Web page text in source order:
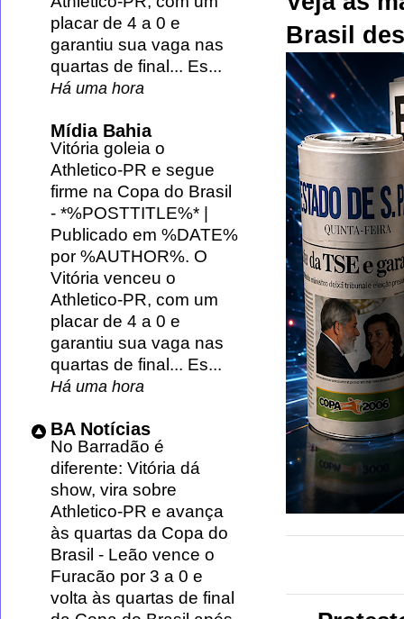
Brasil
placar de 4 a 0 e
garantiu sua vaga nas
quartas de final... Es...
Há uma hora
Mídia Bahia
Vitória goleia o
Athletico-PR e segue
firme na Copa do Brasil
- *%POSTTITLE%* |
Publicado em %DATE%
por %AUTHOR%. O
Vitória venceu o
Athletico-PR, com um
placar de 4 a 0 e
garantiu sua vaga nas
quartas de final... Es...
Há uma hora
BA Notícias
No Barradão é
diferente: Vitória dá
show, vira sobre
Athletico-PR e avança
às quartas da Copa do
Brasil - Leão vence o
Furacão por 3 a 0 e
volta às quartas de final